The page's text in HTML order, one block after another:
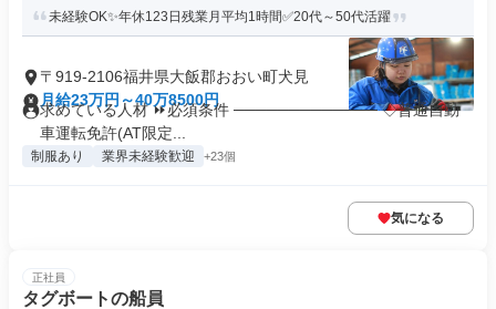
未経験OK✨年休123日残業月平均1時間✅20代～50代活躍
〒919-2106福井県大飯郡おおい町犬見
月給23万円～40万8500円
求めている人材 ⏩必須条件 ───────────── ◇普通自動
車運転免許(AT限定...
制服あり 業界未経験歓迎 +23個
気になる
正社員
タグボートの船員